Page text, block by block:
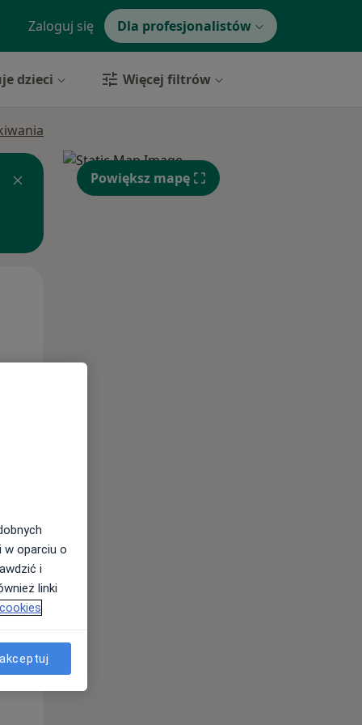
Zaloguj się Dla profesjonalistów
dzieci Więcej filtrów
Śr,
12 Sie
Powiększ mapę
w oparciu o
i
linki